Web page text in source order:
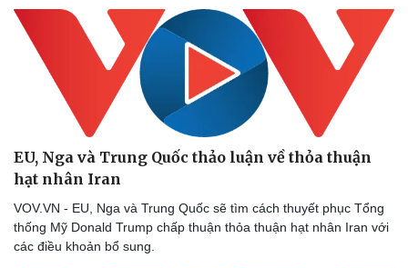
EU, Nga và Trung Quốc thảo luận về thỏa thuận
hạt nhân Iran
VOV.VN - EU, Nga và Trung Quốc sẽ tìm cách thuyết phục Tổng
thống Mỹ Donald Trump chấp thuận thỏa thuận hạt nhân Iran với
các điều khoản bổ sung.